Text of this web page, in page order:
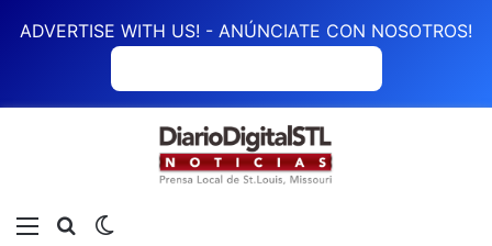
ADVERTISE WITH US! - ANÚNCIATE CON NOSOTROS!
Menú Buscar